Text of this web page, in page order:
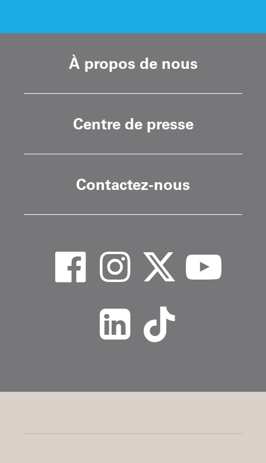
À propos de nous
Centre de presse
Contactez-nous